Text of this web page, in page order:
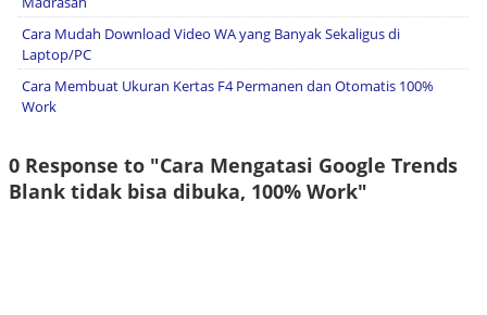
Cara Mudah Download Video WA yang Banyak Sekaligus di
Laptop/PC
Cara Membuat Ukuran Kertas F4 Permanen dan Otomatis 100%
Work
0 Response to "Cara Mengatasi Google Trends
Blank tidak bisa dibuka, 100% Work"